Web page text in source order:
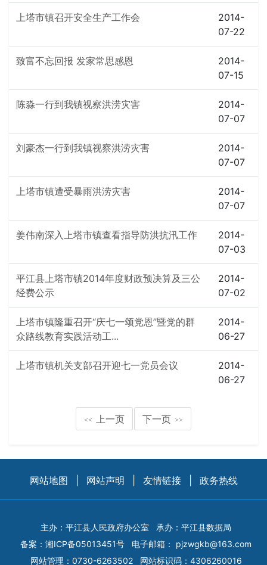
上塔市镇召开安全生产工作会
2014-
07-22
致富不忘回报 发家常思感恩
2014-
07-15
陈淼一行到我镇视察洪涝灾害
2014-
07-07
刘豪杰一行到我镇视察洪涝灾害
2014-
07-07
上塔市镇遭受暴雨洪涝灾害
2014-
07-07
姜伟南深入上塔市镇查看指导防洪抗汛工作
2014-
07-03
平江县上塔市镇2014年度财政预决算及三公
经费公示
2014-
07-02
上塔市镇隆重召开“庆七一颂党恩”暨党的群
众路线教育实践活动工...
2014-
06-27
上塔市镇机关支部召开迎七一党员会议
2014-
06-27
<< 上一页 下一页 >>
网站地图 网站声明 友情链接 政务热线
主办：平江县人民政府办公室
承办：平江县数据局
备案： 湘ICP备05013451号 电子邮箱： pjzwgkb@163.com
网站管理：0730-6263502
网站标识码：4306260016